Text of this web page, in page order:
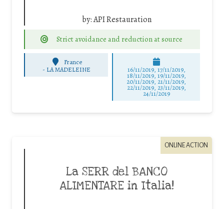
by:API Restauration
Strict avoidance and reduction at source
France
- LA MADELEINE 16/11/2019, 17/11/2019,
18/11/2019, 19/11/2019,
20/11/2019, 21/11/2019,
22/11/2019, 23/11/2019,
24/11/2019
ONLINE ACTION
La SERR del BANCO
ALIMENTARE in Italia!